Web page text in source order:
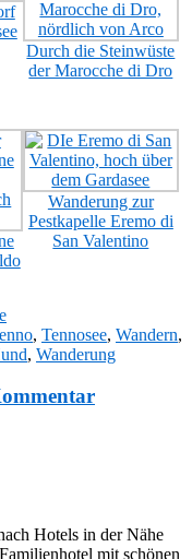
Durch die Steinwüste
der Marocche di Dro
Wanderung zur
Pestkapelle Eremo di
San Valentino
, Tennosee, Wandern,
, Wanderung
Hotels in der Nähe
mit schönen